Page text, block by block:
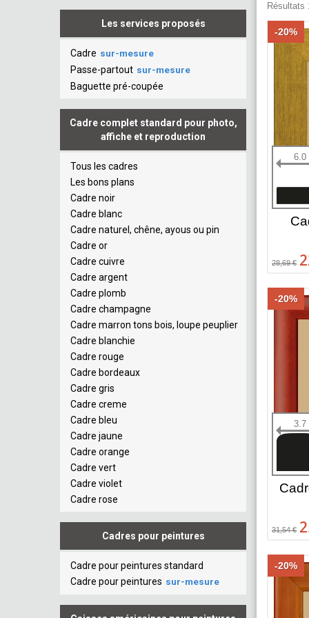
Les services proposés
Cadre sur-mesure
Passe-partout sur-mesure
Baguette pré-coupée
Cadre complet standard pour photo,
affiche et reproduction
Tous les cadres
Les bons plans
Cadre noir
Cadre blanc
Cadre naturel, chêne, ayous ou pin
Cadre or
Cadre cuivre
Cadre argent
Cadre plomb
Cadre champagne
Cadre marron tons bois, loupe peuplier
Cadre blanchie
Cadre rouge
Cadre bordeaux
Cadre gris
Cadre creme
Cadre bleu
Cadre jaune
Cadre orange
Cadre vert
Cadre violet
Cadre rose
Cadres pour peintures
Cadre pour peintures standard
Cadre pour peintures sur-mesure
Résultats
6.0
-20%
28,69 €
3.7
-20%
31,54 €
-20%